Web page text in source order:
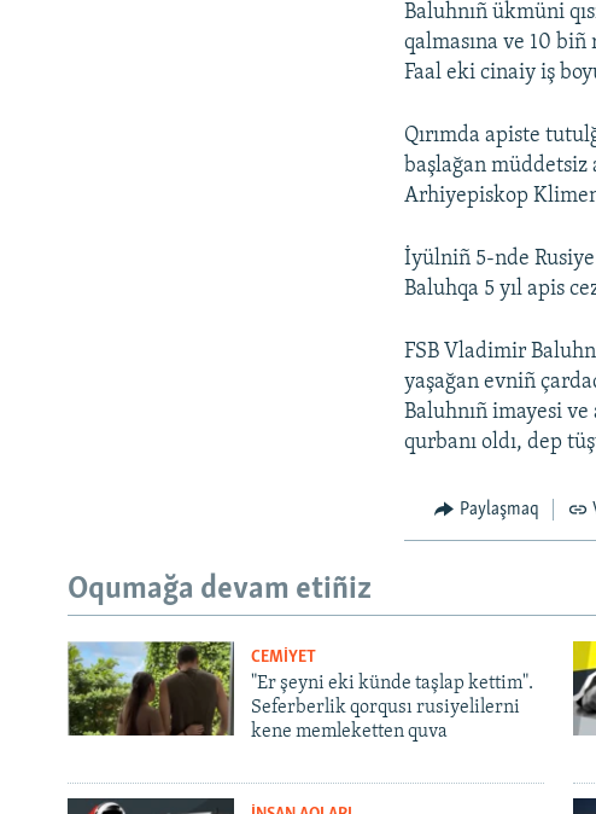
Baluhnıñ ükmüni
qalmasına ve 10
Faal eki cinaiy iş
Qırımda apiste
başlağan müddetsiz
Arhiyepiskop
İyülniñ 5-nde
Baluhqa 5 yıl apis
FSB Vladimir
yaşağan evniñ
Baluhnıñ imayesi ve
qurbanı oldı, dep
Paylaşmaq
Oqumağa devam etiñiz
CEMİYET
"Er şeyni eki künde taşlap kettim".
Seferberlik qorqusı rusiyelilerni
kene memleketten quva